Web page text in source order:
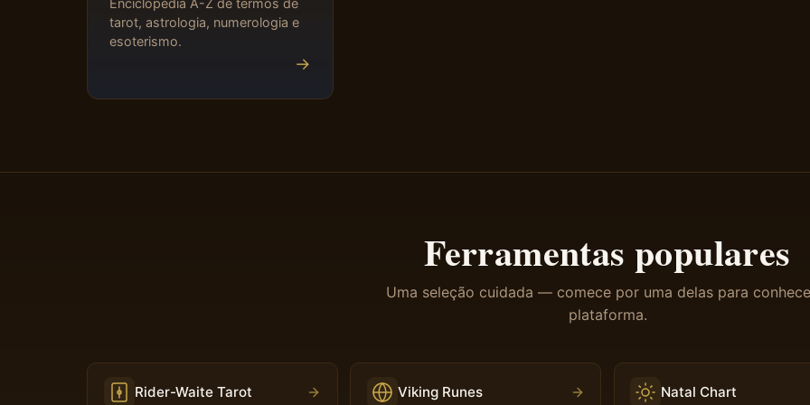
Enciclopédia A-Z de termos de
tarot, astrologia, numerologia e
esoterismo.
→
Ferramentas populares
Uma seleção cuidada — comece por uma delas para
plataforma.
Rider-Waite Tarot Viking Runes Natal Chart